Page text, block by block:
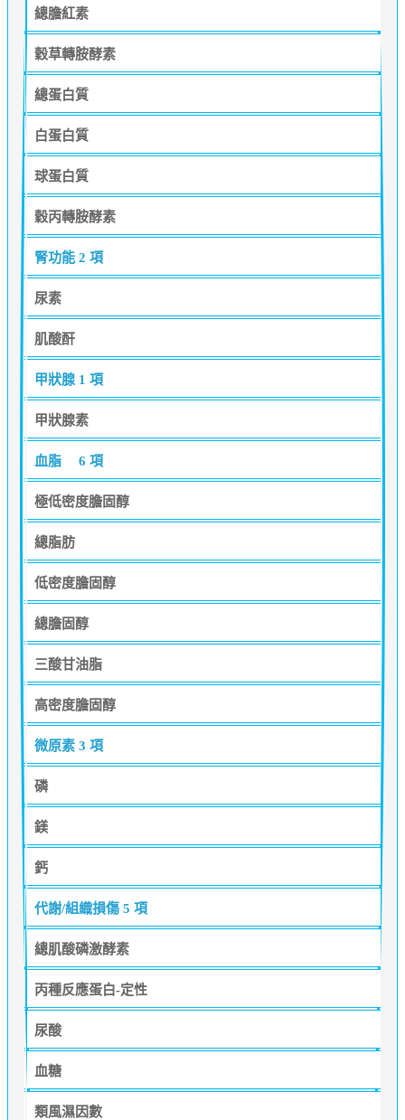
總膽紅素
穀草轉胺酵素
總蛋白質
白蛋白質
球蛋白質
穀丙轉胺酵素
腎功能 2 項
尿素
肌酸酐
甲狀腺 1 項
甲狀腺素
血脂 6 項
極低密度膽固醇
總脂肪
低密度膽固醇
總膽固醇
三酸甘油脂
高密度膽固醇
微原素 3 項
磷
鎂
鈣
代謝/組織損傷 5 項
總肌酸磷激酵素
丙種反應蛋白-定性
尿酸
血糖
類風濕因數